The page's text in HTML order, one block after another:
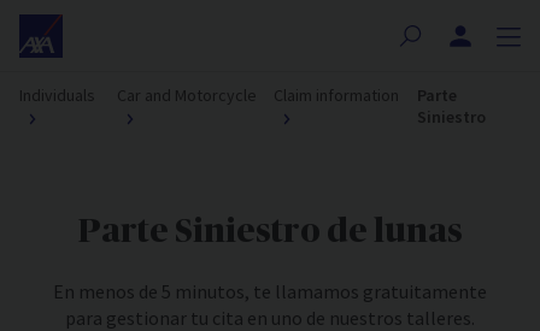
Nota:
este
web
incluye
accesibilidad.
Individuals Car and Motorcycle Claim information
Parte
Siniestro
Parte Siniestro de lunas
En menos de 5 minutos, te llamamos gratuitamente
para gestionar tu cita en uno de nuestros talleres.